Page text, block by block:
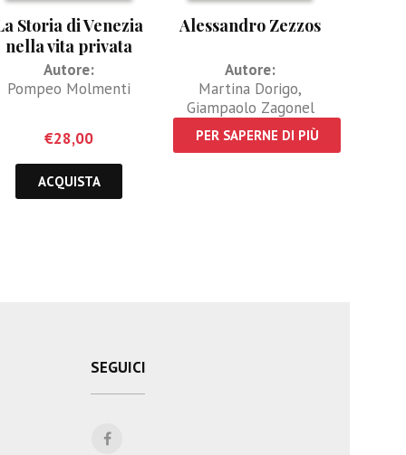
Storia di Venezia
nella vita privata
Autore:
Pompeo Molmenti
€28,00
ACQUISTA
Alessandro Zezzos
Autore:
Martina Dorigo,
Giampaolo Zagonel
PER SAPERNE DI PIÙ
SEGUICI